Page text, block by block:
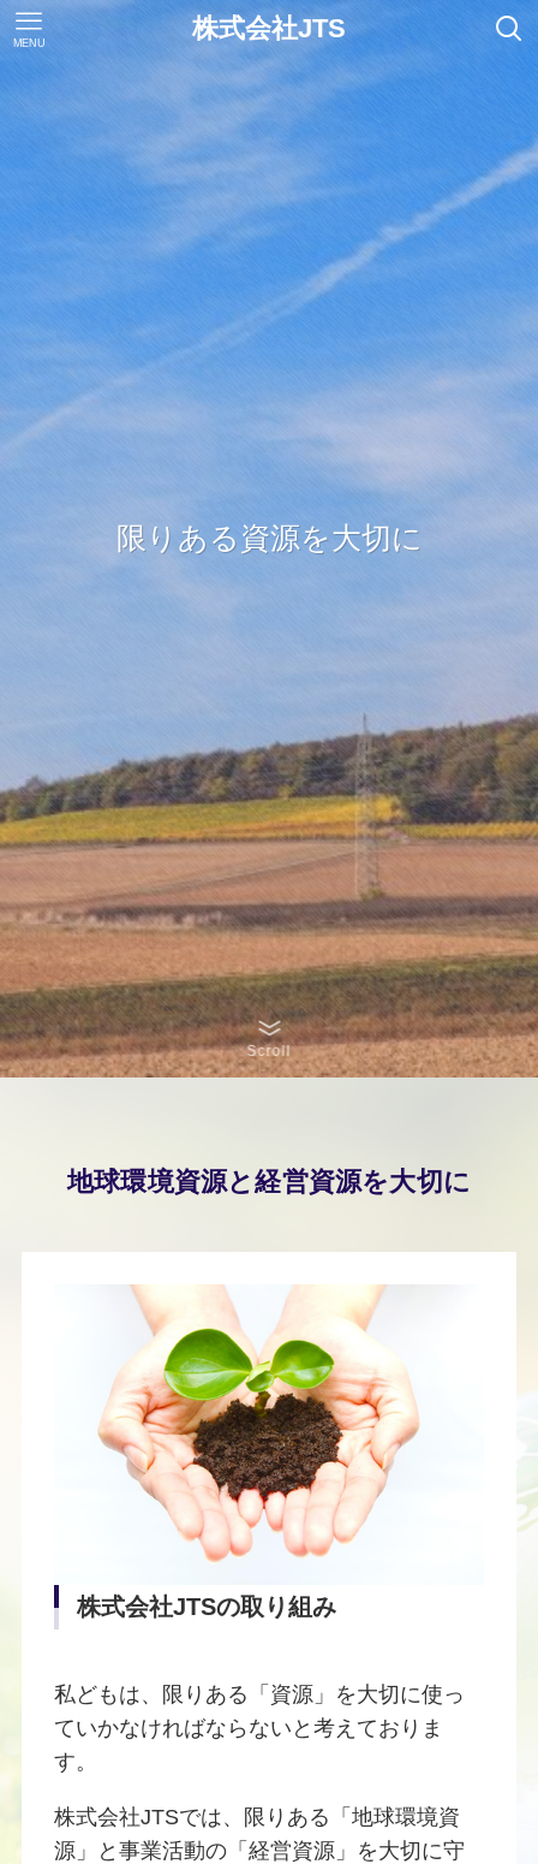
株式会社JTS
MENU
限りある資源を大切に
Scroll
地球環境資源と経営資源を大切に
株式会社JTSの取り組み
私どもは、限りある「資源」を大切に使っ
ていかなければならないと考えておりま
す。
株式会社JTSでは、限りある「地球環境資
源」と事業活動の「経営資源」を大切に守